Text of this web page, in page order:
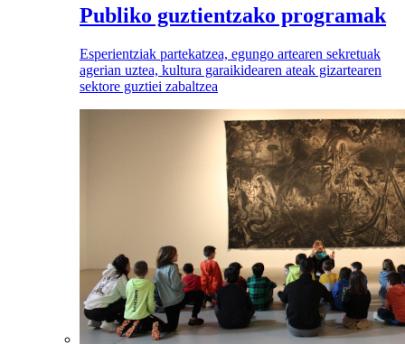
Publiko guztientzako programak
Esperientziak partekatzea, egungo artearen sekretuak
agerian uztea, kultura garaikidearen ateak gizartearen
sektore guztiei zabaltzea